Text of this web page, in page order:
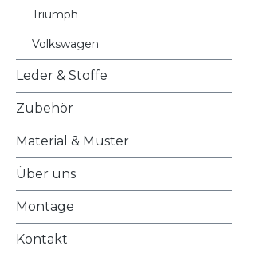
Triumph
Volkswagen
Leder & Stoffe
Zubehör
Material & Muster
Über uns
Montage
Kontakt